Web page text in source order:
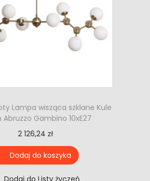
Lampa wisząca szklane Kule
Abruzzo Gambino 10xE27
2 126,24 zł
Dodaj do koszyka
Dodaj do Listy życzeń